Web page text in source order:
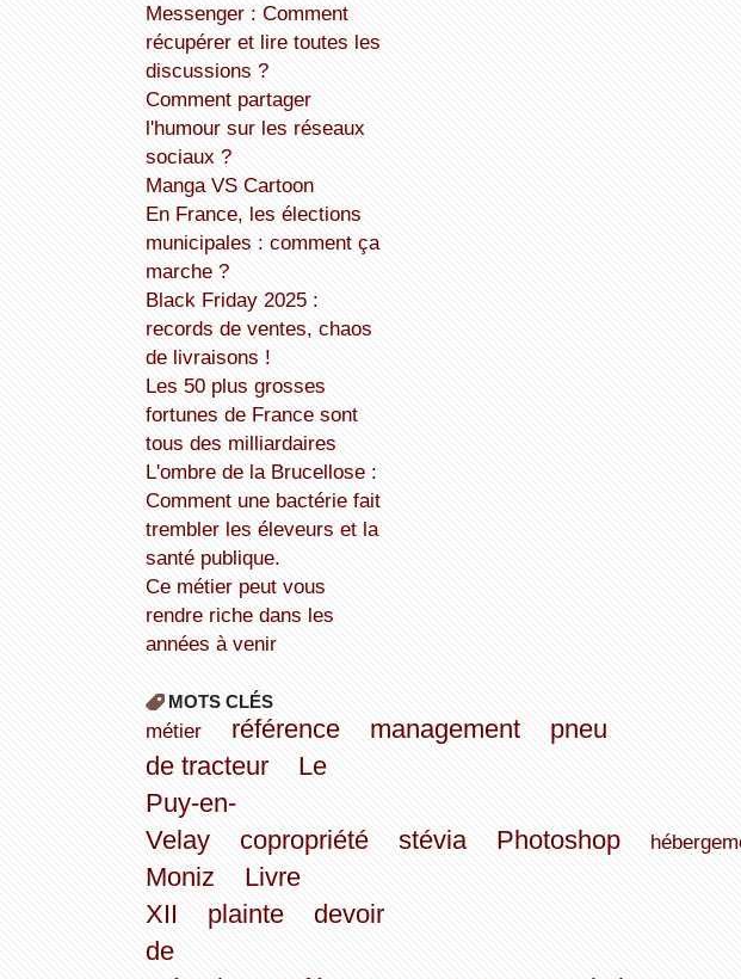
Messenger : Comment
récupérer et lire toutes les
discussions ?
Comment partager
l'humour sur les réseaux
sociaux ?
Manga VS Cartoon
En France, les élections
municipales : comment ça
marche ?
Black Friday 2025 :
records de ventes, chaos
de livraisons !
Les 50 plus grosses
fortunes de France sont
tous des milliardaires
L'ombre de la Brucellose :
Comment une bactérie fait
trembler les éleveurs et la
santé publique.
Ce métier peut vous
rendre riche dans les
années à venir
MOTS CLÉS
métier référence management
pneu
de tracteur
Le
Puy-en-
Velay
copropriété stévia Photoshop
Moniz
Livre
XII
plainte
devoir
de